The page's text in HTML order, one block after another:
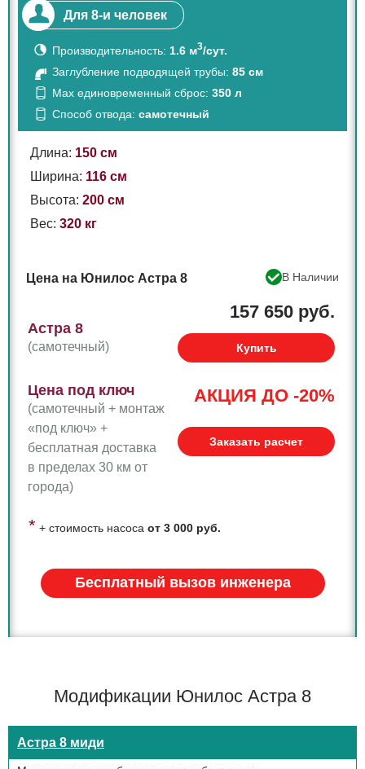
Для 8-и человек
Производительность: 1.6 м3/сут.
Заглубление подводящей трубы: 85 см
Max единовременный сброс: 350 л
Способ отвода: самотечный
Длина: 150 см
Ширина: 116 см
Высота: 200 см
Вес: 320 кг
Цена на Юнилос Астра 8 В Наличии
Астра 8
(самотечный)
157 650 руб.
Купить
Цена под ключ
(самотечный + монтаж
«под ключ» +
бесплатная доставка
в пределах 30 км от
города)
АКЦИЯ ДО -20%
Заказать расчет
* + стоимость насоса от 3 000 руб.
Бесплатный вызов инженера
Модификации Юнилос Астра 8
Астра 8 миди